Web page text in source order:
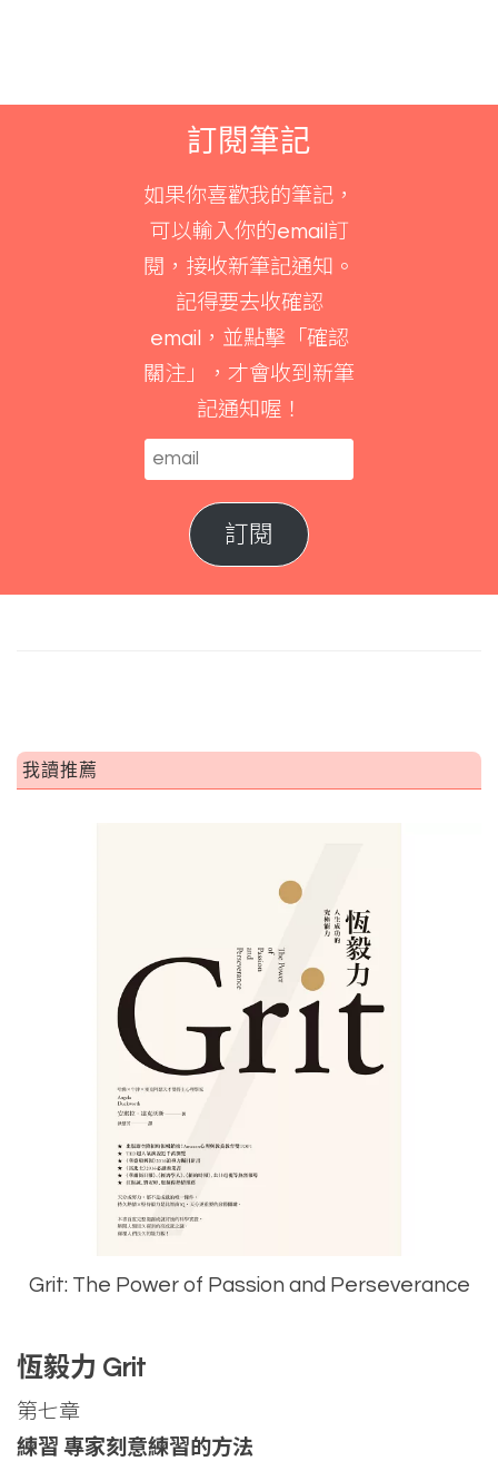
訂閱筆記
如果你喜歡我的筆記，
可以輸入你的email訂
閱，接收新筆記通知。
記得要去收確認
email，並點擊「確認
關注」，才會收到新筆
記通知喔！
email
訂閱
我讀推薦
Grit: The Power of Passion and Perseverance
恆毅力 Grit
第七章
練習 專家刻意練習的方法